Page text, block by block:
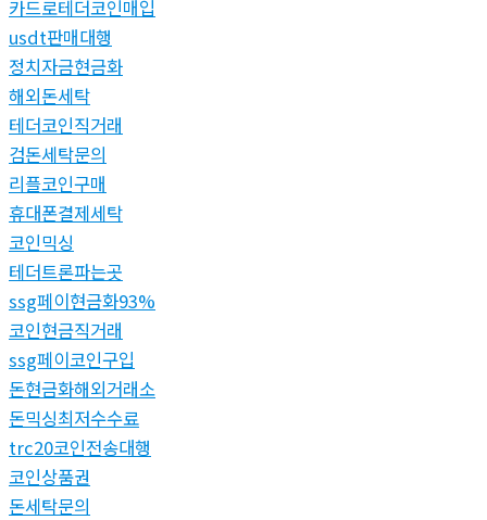
카드로테더코인매입
usdt판매대행
정치자금현금화
해외돈세탁
테더코인직거래
검돈세탁문의
리플코인구매
휴대폰결제세탁
코인믹싱
테더트론파는곳
ssg페이현금화93%
코인현금직거래
ssg페이코인구입
돈현금화해외거래소
돈믹싱최저수수료
trc20코인전송대행
코인상품권
돈세탁문의